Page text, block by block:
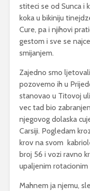
stiteci se od Sunca i
koka u bikiniju
Cure, pa i njihovi
gestom i sve se
smijanjem.
Zajedno smo
pozovemo ih u
stanovao u Titovoj
vec tad bio
njegovog dolaska
Carsiji. Pogledam
krov na svom
broj 56 i vozi ravno
upaljenim rotacionim
Mahnem ja njemu,